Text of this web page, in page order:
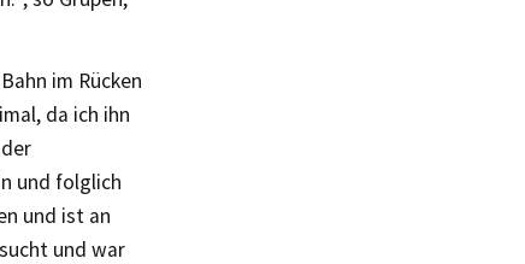
im Rücken
da ich ihn
und folglich
und ist an
und war